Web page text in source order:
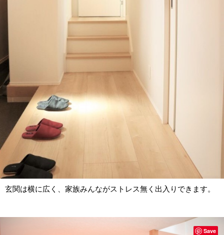
玄関は横に広く、家族みんながストレス無く出入りできます。
Save